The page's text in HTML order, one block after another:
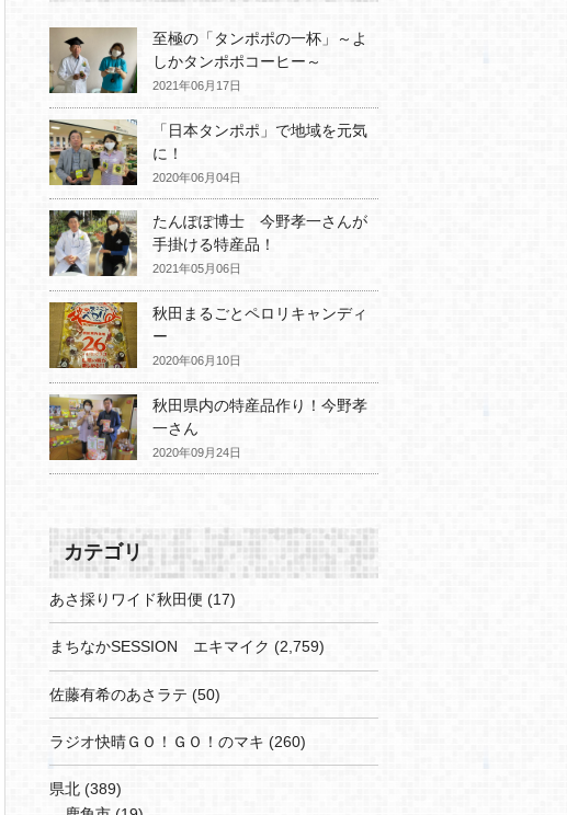
至極の「タンポポの一杯」～よ
しかタンポポコーヒー～
2021年06月17日
「日本タンポポ」で地域を元気
に！
2020年06月04日
たんぽぽ博士 今野孝一さんが
手掛ける特産品！
2021年05月06日
秋田まるごとペロリキャンディ
ー
2020年06月10日
秋田県内の特産品作り！今野孝
一さん
2020年09月24日
カテゴリ
あさ採りワイド秋田便 (17)
まちなかSESSION エキマイク (2,759)
佐藤有希のあさラテ (50)
ラジオ快晴ＧＯ！ＧＯ！のマキ (260)
県北 (389)